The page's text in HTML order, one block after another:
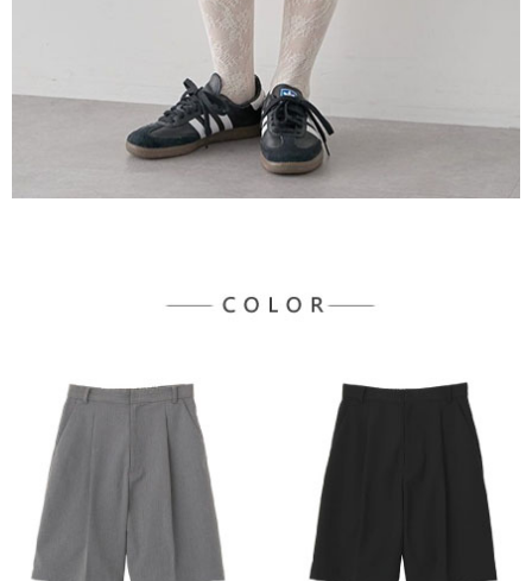
３．未成年的使用者請事先徵得法定代理人或監護人之同意方可使用
「AFTEE先享後付」，若未經同意申辦者引起之損失，本公司不負相關責
４．使用「AFTEE先享後付」時，將依據個別帳號之用戶狀況，依本公司即
時審查核予不同之上限額度；若仍有額度不足之情形，本公司將視審查結果
請求用戶進行身份認證。
５．嚴禁一人註冊多個帳號或使用他人資訊註冊。若發現惡意使用之情形，
恩沛科技股份有限公司將有權停止該用戶之使用額度並採取法律行動。
每筆NT$90，滿NT$1,500(含以上)免運費